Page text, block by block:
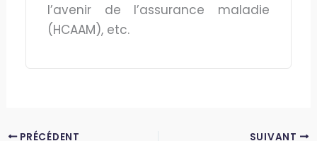
l’avenir de l’assurance maladie
(HCAAM), etc.
PRÉCÉDENT SUIVANT